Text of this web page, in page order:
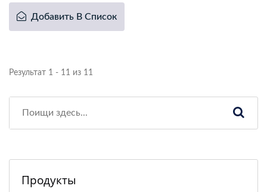
Добавить В Список
Результат 1 - 11 из 11
Продукты